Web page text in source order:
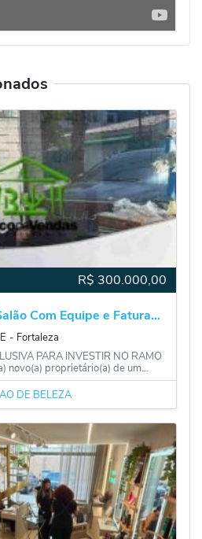
R$ 300.000,00
Com Equipe e Fatura...
‐ Fortaleza
PARA INVESTIR NO RAMO
novo(a) proprietário(a) de um...
DE BELEZA